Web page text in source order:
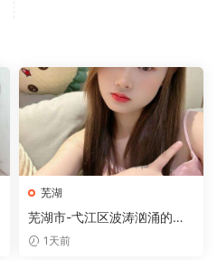
芜湖
芜湖市-弋江区波涛汹涌的御
姐玩角色扮演
1天前